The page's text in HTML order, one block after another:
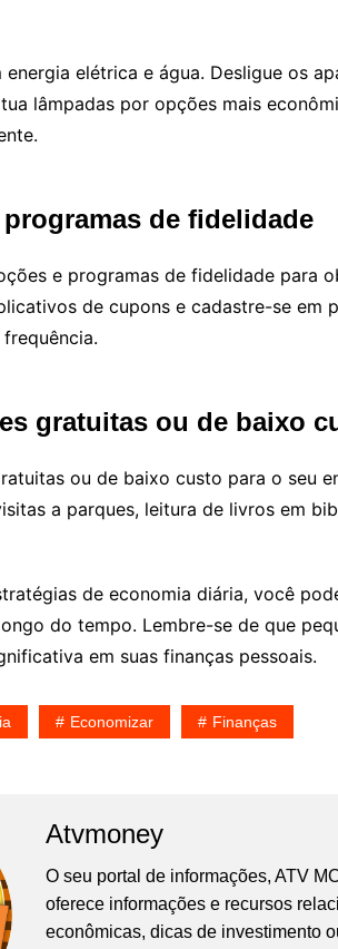
energia elétrica e água. Desligue os
lâmpadas por opções mais
de fidelidade
e programas de fidelidade para
de cupons e cadastre-se em
gratuitas ou de baixo
ou de baixo custo para o seu
a parques, leitura de livros em
de economia diária, você
do tempo. Lembre-se de que
em suas finanças pessoais.
Economizar Finanças
Atvmoney
O seu portal de informações, ATV
oferece informações e recursos
econômicas, dicas de investimento